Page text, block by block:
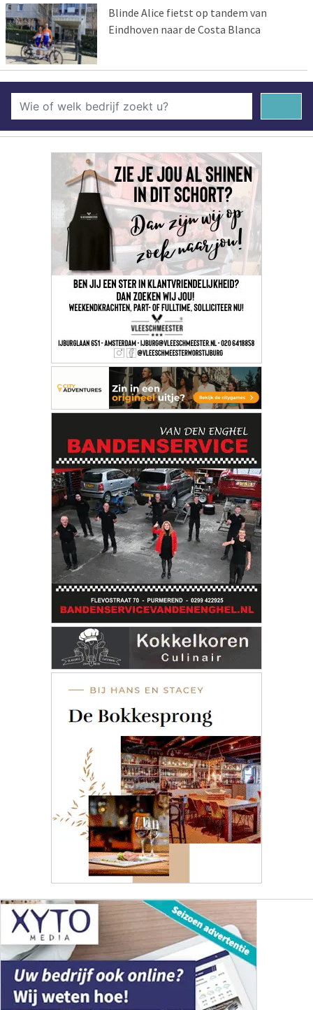
Blinde Alice fietst op tandem van
Eindhoven naar de Costa Blanca